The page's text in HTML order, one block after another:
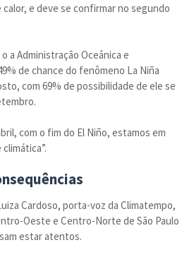
e deve se confirmar no segundo
a Administração Oceânica e
de chance do fenômeno La Niña
com 69% de possibilidade de ele se
com o fim do El Niño, estamos em
Cardoso, porta-voz da Climatempo,
Oeste e Centro-Norte de São Paulo
estar atentos.